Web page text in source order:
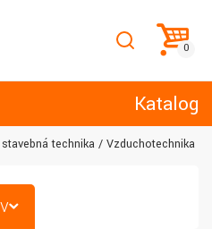
Katalog
technika Vzduchotechnika